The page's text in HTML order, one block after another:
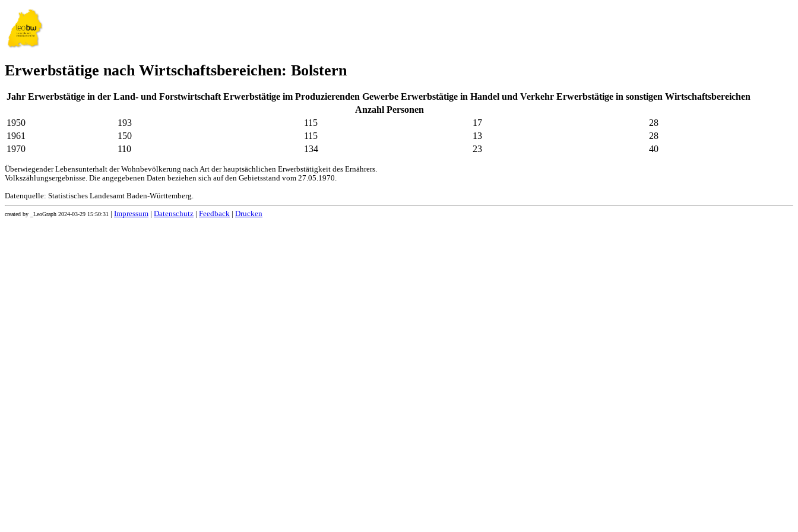
Erwerbstätige nach Wirtschaftsbereichen: Bolstern
Jahr Erwerbstätige in der Land- und Forstwirtschaft Erwerbstätige im Produzierenden Gewerbe Erwerbstätige in Handel und Verkehr Erwerbstätige in sonstigen Wirtschaftsbereichen
Anzahl Personen
1950
193 115 17
28
1961
150 115 13
28
1970
110 134 23 40
Überwiegender Lebensunterhalt der Wohnbevölkerung nach Art der hauptsächlichen Erwerbstätigkeit des Ernährers.
Volkszählungsergebnisse. Die angegebenen Daten beziehen sich auf den Gebietsstand vom 27.05.1970.
Datenquelle: Statistisches Landesamt Baden-Württemberg.
created by _LeoGraph 2024-03-29 15:50:31 Impressum Datenschutz Feedback Drucken